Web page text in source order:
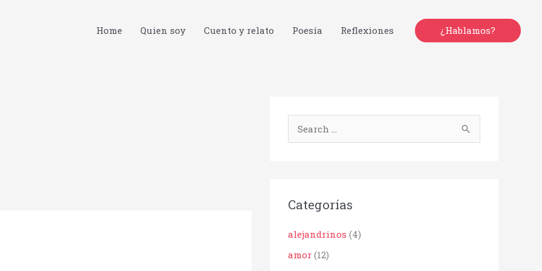
Home Quien soy Cuento y relato Poesía Reflexiones ¿Hablamos?
a
p
o
Categorías
alejandrinos (4)
amor (12)